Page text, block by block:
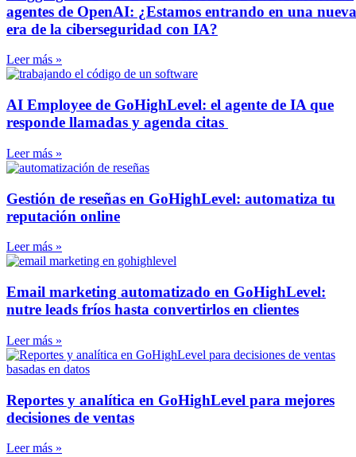
agentes de OpenAI: ¿Estamos entrando en una nueva
era de la ciberseguridad con IA?
Leer más »
AI Employee de GoHighLevel: el agente de IA que
responde llamadas y agenda citas
Leer más »
Gestión de reseñas en GoHighLevel: automatiza tu
reputación online
Leer más »
Email marketing automatizado en GoHighLevel:
nutre leads fríos hasta convertirlos en clientes
Leer más »
Reportes y analítica en GoHighLevel para mejores
decisiones de ventas
Leer más »